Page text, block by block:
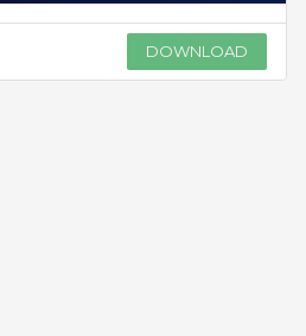
DOWNLOAD